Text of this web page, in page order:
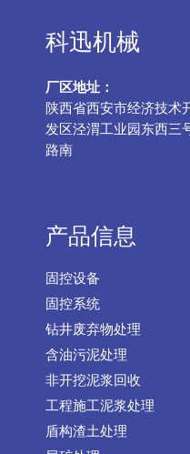
科迅机械
厂区地址：
陕西省西安市经济技术
发区泾渭工业园东西三
路南
产品信息
固控设备
固控系统
钻井废弃物处理
含油污泥处理
非开挖泥浆回收
工程施工泥浆处理
盾构渣土处理